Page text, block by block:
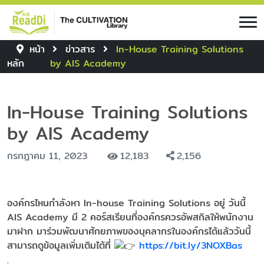
หน้า
หลัก
ข่าวสาร
In-House Training Solutions
by AIS Academy
In-House Training Solutions
by AIS Academy
กรกฎาคม 11, 2023 12,183 2,156
องค์กรไหนกำลังหา In-house Training Solutions อยู่ วันนี้
AIS Academy มี 2 คอร์สเรียนที่องค์กรควรอัพสกิลให้พนักงาน
มาฝาก มาร่วมพัฒนาศักยภาพของบุคลากรในองค์กรได้แล้ววันนี้
สามารถดูข้อมูลเพิ่มเติมได้ที่
https://bit.ly/3NOXBas
.